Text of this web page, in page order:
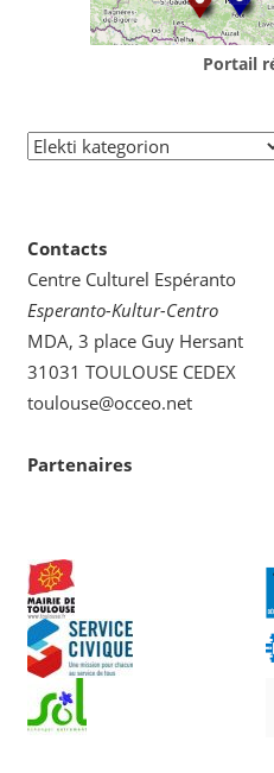
Portail
Elekti
Contacts
Centre Culturel Espéranto
Esperanto-Kultur-Centro
MDA, 3 place Guy Hersant
31031 TOULOUSE CEDEX
toulouse@occeo.net
Partenaires